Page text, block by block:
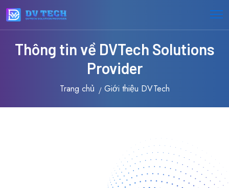
Thông tin về DVTech Solutions
Provider
Trang chủ Giới thiệu DVTech